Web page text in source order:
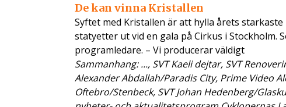
De kan vinna Kristallen
Syftet med Kristallen är att hylla årets
statyetter ut vid en gala på Cirkus i Stockholm.
programledare. – Vi producerar väldigt
Sammanhang: ..., SVT Kaeli dejtar, SVT
Alexander Abdallah/Paradis City, Prime Video
Oftebro/Stenbeck, SVT Johan Hedenberg/